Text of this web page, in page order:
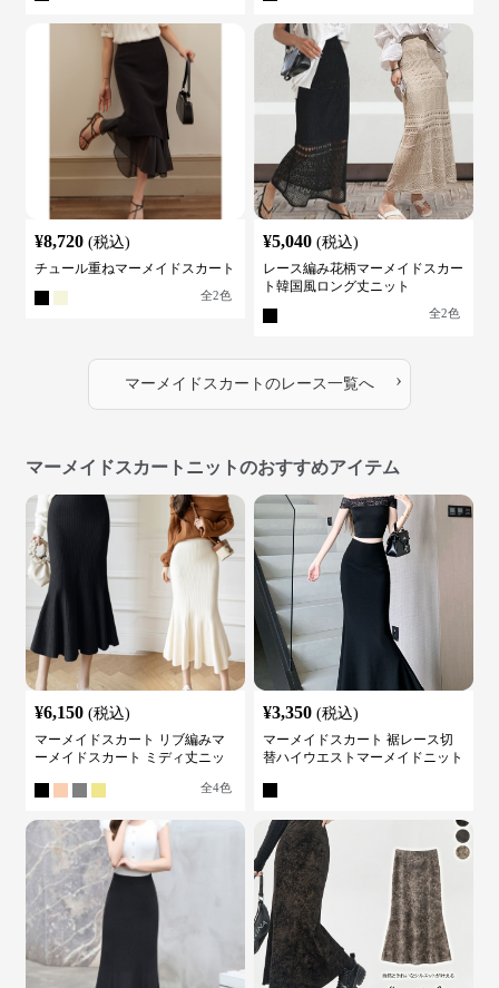
¥8,720 (税込)
チュール重ねマーメイドスカート
全2色
¥5,040 (税込)
レース編み花柄マーメイドスカー
ト韓国風ロング丈ニット
全2色
マーメイドスカート のレース一覧へ ›
マーメイドスカートニットのおすすめアイテム
¥6,150 (税込)
マーメイドスカート リブ編みマ
ーメイドスカート ミディ丈ニッ
全4色
¥3,350 (税込)
マーメイドスカート 裾レース切
替ハイウエストマーメイドニット